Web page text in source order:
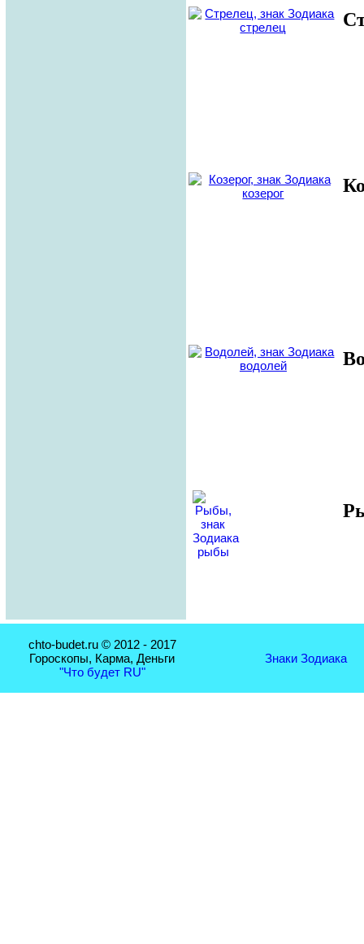
chto-budet.ru © 2012 - 2017
Гороскопы, Карма, Деньги
"Что будет RU"
Знаки Зодиака